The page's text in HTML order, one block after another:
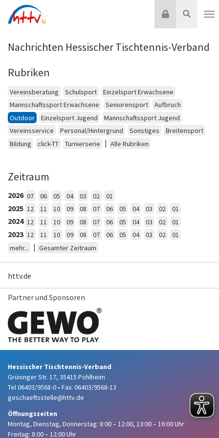
Inhalt
Suche
Login
Nachrichten Hessischer Tischtennis-Verband
Rubriken
Vereinsberatung Schulsport
Einzelsport Erwachsene
Mannschaftssport Erwachsene
Seniorensport
Aufbruch
Outdoor
Einzelsport Jugend
Mannschaftssport Jugend
Vereinsservice
Personal/Hintergrund Sonstiges
Breitensport
Bildung
click-TT Turnierserie | Alle Rubriken
Zeitraum
2026 07 06 05 04 03 02 01
2025 12 11 10 09 08 07 06 05 04 03 02 01
2024 12 11 10 09 08 07 06 05 04 03 02 01
2023 12 11 10 09 08 07 06 05 04 03 02
01
mehr...
| Gesamter Zeitraum
httv.de
Partner und Sponsoren
Hessischer Tischtennis-Verband
Grüninger Str. 17, 35415 Pohlheim
Tel 06403/9568-0 • Fax: 06403/9568-13
geschaeftsstelle@httv.de
Öffnungszeiten
Montag, Dienstag, Donnerstag: 8:00 – 12:00, 13:00 – 16:00 Uhr
Freitag: 8:00 – 12:00 Uhr